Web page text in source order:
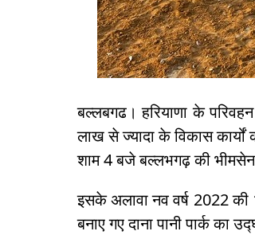
बल्लबगढ। हरियाणा के
लाख से ज्यादा के विकास
शाम 4 बजे बल्लभगढ़ की भीमसेन
इसके अलावा नव वर्ष 2022
बनाए गए दाना पानी पार्क का